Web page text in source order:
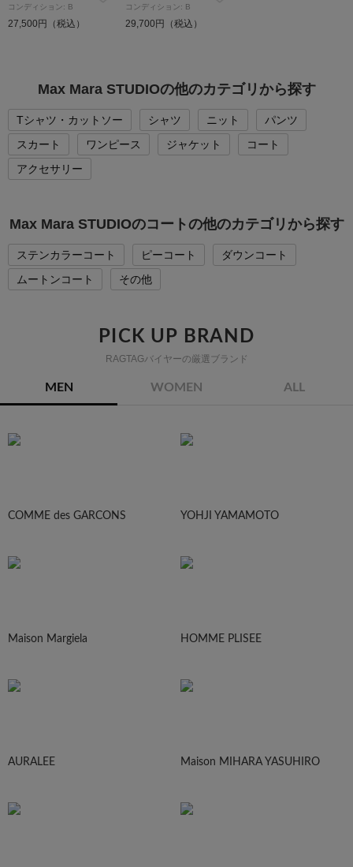
コンディション: B
27,500円（税込）
コンディション: B
29,700円（税込）
Max Mara STUDIOの他のカテゴリから探す
Tシャツ・カットソー シャツ ニット
パンツ
スカート
ワンピース ジャケット
コート
アクセサリー
Max Mara STUDIOのコートの他のカテゴリから探す
ステンカラーコート ピーコート
ダウンコート
ムートンコート
その他
PICK UP BRAND
RAGTAGバイヤーの厳選ブランド
MEN WOMEN ALL
COMME des GARCONS YOHJI YAMAMOTO
Maison Margiela HOMME PLISEE
AURALEE Maison MIHARA YASUHIRO